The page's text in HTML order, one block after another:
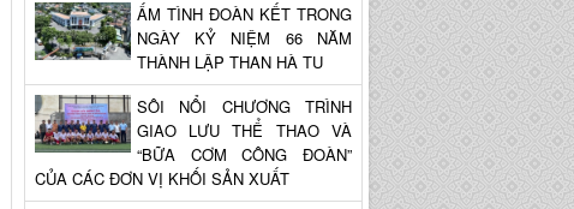
ẤM TÌNH ĐOÀN KẾT TRONG
NGÀY KỶ NIỆM 66 NĂM
THÀNH LẬP THAN HÀ TU
SÔI NỔI CHƯƠNG TRÌNH
GIAO LƯU THỂ THAO VÀ
“BỮA CƠM CÔNG ĐOÀN”
CỦA CÁC ĐƠN VỊ KHỐI SẢN XUẤT